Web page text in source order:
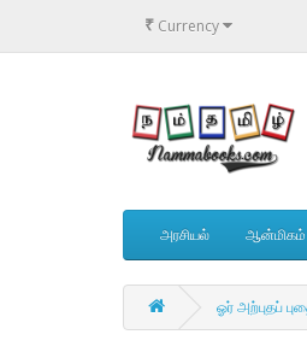
₹ Currency
அரசியல் ஆன்மிகம்
ஓர் அற்புதப்